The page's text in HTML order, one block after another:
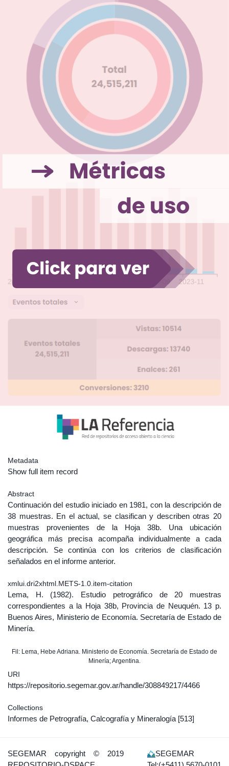
Metadata
Show full item record
Abstract
Continuación del estudio iniciado en 1981, con la descripción de
38 muestras. En el actual, se clasifican y describen otras 20
muestras provenientes de la Hoja 38b. Una ubicación
geográfica más precisa acompaña individualmente a cada
descripción. Se continúa con los criterios de clasificación
señalados en el informe anterior.
xmlui.dri2xhtml.METS-1.0.item-citation
Lema, H. (1982). Estudio petrográfico de 20 muestras
correspondientes a la Hoja 38b, Provincia de Neuquén. 13 p.
Buenos Aires, Ministerio de Economía. Secretaría de Estado de
Minería.
Fil: Lema, Hebe Adriana. Ministerio de Economía. Secretaría de Estado de
Minería; Argentina.
URI
https://repositorio.segemar.gov.ar/handle/308849217/4466
Collections
Informes de Petrografía, Calcografía y Mineralogía [513]
SEGEMAR copyright © 2019
SEGEMAR